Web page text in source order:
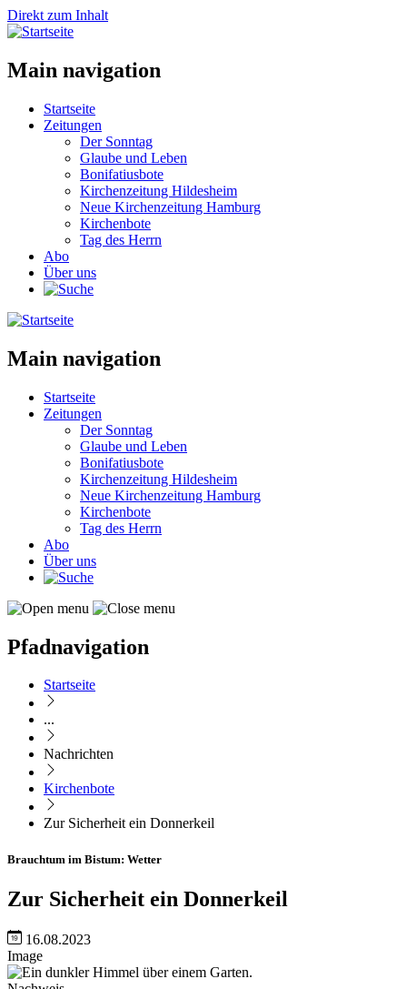
Direkt zum Inhalt
Main navigation
Startseite
Zeitungen
Der Sonntag
Glaube und Leben
Bonifatiusbote
Kirchenzeitung Hildesheim
Neue Kirchenzeitung Hamburg
Kirchenbote
Tag des Herrn
Abo
Über uns
Main navigation
Startseite
Zeitungen
Der Sonntag
Glaube und Leben
Bonifatiusbote
Kirchenzeitung Hildesheim
Neue Kirchenzeitung Hamburg
Kirchenbote
Tag des Herrn
Abo
Über uns
Pfadnavigation
Startseite
...
Nachrichten
Kirchenbote
Zur Sicherheit ein Donnerkeil
Brauchtum im Bistum: Wetter
Zur Sicherheit ein Donnerkeil
16.08.2023
Image